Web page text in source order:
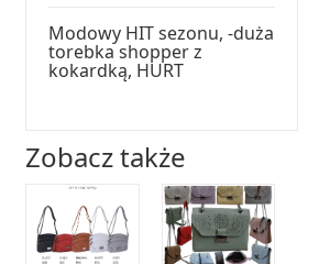
Modowy HIT sezonu, -duża
torebka shopper z
kokardką, HURT
Zobacz także